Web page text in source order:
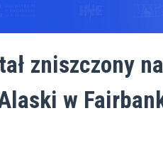
zniszczony
w